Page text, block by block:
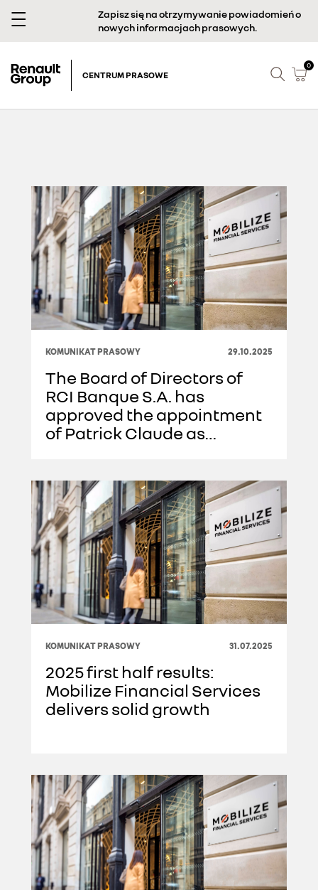
Zapisz się na otrzymywanie powiadomień o
nowych informacjach prasowych.
CENTRUM PRASOWE
0
KOMUNIKAT PRASOWY 29.10.2025
The Board of Directors of
RCI Banque S.A. has
approved the appointment
of Patrick Claude as
KOMUNIKAT PRASOWY 31.07.2025
2025 first half results:
Mobilize Financial Services
delivers solid growth